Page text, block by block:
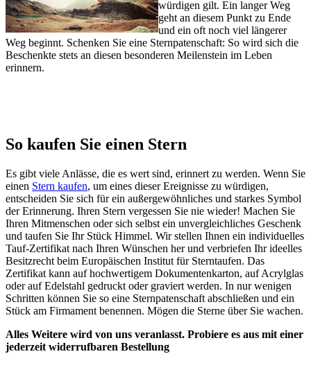
würdigen gilt. Ein langer Weg
geht an diesem Punkt zu Ende
und ein oft noch viel längerer
Weg beginnt. Schenken Sie eine Sternpatenschaft: So wird sich die
Beschenkte stets an diesen besonderen Meilenstein im Leben
erinnern.
So kaufen Sie einen Stern
Es gibt viele Anlässe, die es wert sind, erinnert zu werden. Wenn Sie
einen Stern kaufen, um eines dieser Ereignisse zu würdigen,
entscheiden Sie sich für ein außergewöhnliches und starkes Symbol
der Erinnerung. Ihren Stern vergessen Sie nie wieder! Machen Sie
Ihren Mitmenschen oder sich selbst ein unvergleichliches Geschenk
und taufen Sie Ihr Stück Himmel. Wir stellen Ihnen ein individuelles
Tauf-Zertifikat nach Ihren Wünschen her und verbriefen Ihr ideelles
Besitzrecht beim Europäischen Institut für Sterntaufen. Das
Zertifikat kann auf hochwertigem Dokumentenkarton, auf Acrylglas
oder auf Edelstahl gedruckt oder graviert werden. In nur wenigen
Schritten können Sie so eine Sternpatenschaft abschließen und ein
Stück am Firmament benennen. Mögen die Sterne über Sie wachen.
Alles Weitere wird von uns veranlasst. Probiere es aus mit einer
jederzeit widerrufbaren Bestellung